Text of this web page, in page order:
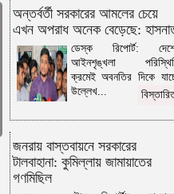
‘জুয়ার
আরো
তিন
অন্তর্বর্তী সরকারের আমলের চেয়ে
এখন অপরাধ অনেক বেড়েছে:
ডেস্ক রিপোর্ট:
আইনশৃঙ্খলা
ক্রমেই অবনতির দিকে
উল্লেখ...
জনরায় বাস্তবায়নে সরকারের
টালবাহানা: কুমিল্লায় জামায়াতের
গণমিছিল